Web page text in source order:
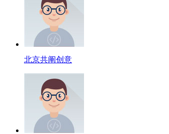
北京共阐创意